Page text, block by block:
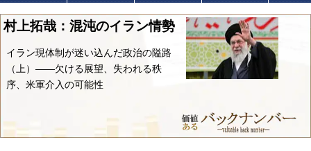
村上拓哉：混沌のイラン情勢
イラン現体制が迷い込んだ政治の隘路
（上）――欠ける展望、失われる秩
序、米軍介入の可能性